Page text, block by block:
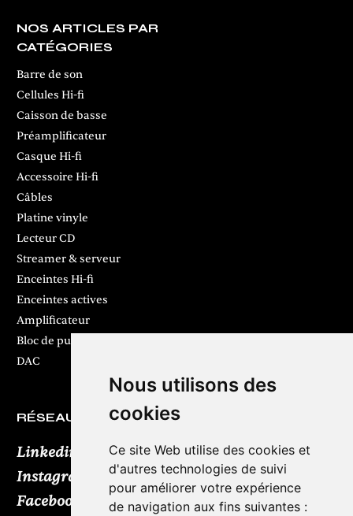
Nous utilisons des
cookies
Ce site Web utilise des cookies et
d'autres technologies de suivi
pour améliorer votre expérience
de navigation aux fins suivantes :
NOS ARTICLES PAR
CATÉGORIES
Barre de son
Cellules Hi-fi
Caisson de basse
Préamplificateur
Casque Hi-fi
Accessoire Hi-fi
Câbles
Platine vinyle
Lecteur CD
Streamer & serveur
Enceintes Hi-fi
Enceintes actives
Amplificateur
Bloc de puissance
DAC
RÉSEAUX SOCIAUX
Linkedin
Instagram
Facebook